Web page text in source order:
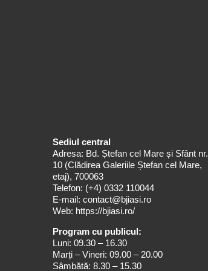
Sediul central
Adresa: Bd. Ștefan cel Mare și Sfânt nr.
10 (Clădirea Galeriile Ștefan cel Mare,
etaj), 700063
Telefon: (+4) 0332 110044
E-mail: contact@bjiasi.ro
Web: https://bjiasi.ro/
Program cu publicul:
Luni: 09.30 – 16.30
Marți – Vineri: 09.00 – 20.00
Sâmbătă: 8.30 – 15.30